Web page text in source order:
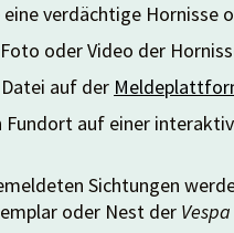
verdächtige Hornisse
oder Video der
Datei auf der
Fundort auf einer
Sichtungen
oder Nest der